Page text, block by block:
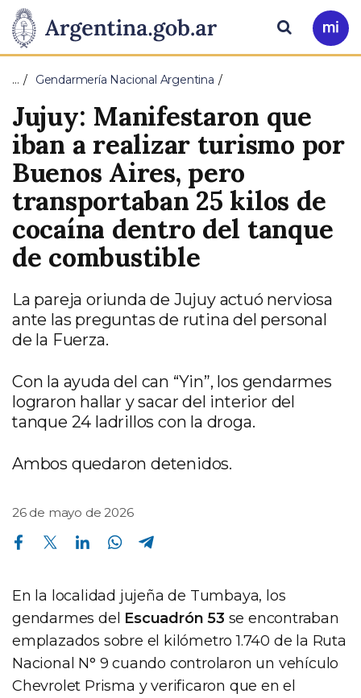
Presidencia
de
la
Nación
Pasar al contenido principal
Ir
a
Buscar
… Gendarmería Nacional Argentina
Jujuy: Manifestaron que
iban a realizar turismo por
Buenos Aires, pero
transportaban 25 kilos de
cocaína dentro del tanque
de combustible
La pareja oriunda de Jujuy actuó nerviosa
ante las preguntas de rutina del personal
de la Fuerza.
Con la ayuda del can “Yin”, los gendarmes
lograron hallar y sacar del interior del
tanque 24 ladrillos con la droga.
Ambos quedaron detenidos.
26 de mayo de 2026
Compartir en Facebook Compartir en Twitter Compartir en Linkedin Compartir en Whatsapp
En la localidad jujeña de Tumbaya, los
gendarmes del Escuadrón 53 se encontraban
emplazados sobre el kilómetro 1.740 de la Ruta
Nacional N° 9 cuando controlaron un vehículo
Chevrolet Prisma y verificaron que en el